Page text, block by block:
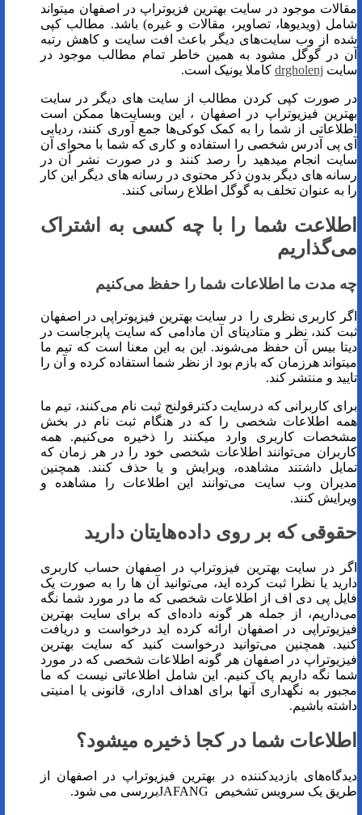
مقالات موجود در سایت بهترین فزیوتراپ در اصفهان میتواند
شامل (ویدیوها، تصاویر، مقالات و غیره) باشد. مطالب کپی
شده از وب سایت‌های دیگر باعث افت سایت و کاهش رتبه
آن در گوگل مشود به همین خاطر تمام مطالب موجود در
سایت drgholenj کاملا یونیک است.
در صورت کپی کردن مطالب از سایت های دیگر در سایت
بهترین فیزیوتراپ در اصفهان ، این وبسایت‌ها ممکن است
اطلاعاتی از شما را به کمک کوکی‌ها جمع آوری کنند، ردیابی
آی پی آدرس شخصی را استفاده و کاری که شما با محوای آن
سایت انجام میدهید را رصد کنند و در صورت نشر آن در
رسانه های دیگر بدون ذکر محتوی در رسانه های دیگر این کار
را به عنوان تخلف به گوگل اطلاع رسانی کنند.
اطلاعت شما را با چه کسی به اشتراک
می‌گذاریم
چه مدت ما اطلاعات شما را حفظ می‌کنیم
اگر کاربری نظری را در سایت بهترین فیزیوتراپی در اصفهان
ثبت کند، نظر و متادیتای آن مادامی که سایت پابرجاست در
دیتا بیس آن حفظ می‌شوند. این به این معنا است که تیم ما
میتواند هرزمان که بازم بود از نظر شما استفاده کرده و آن را
تایید و منتشر کند.
برای کاربرانی که درسایت دکترقولنج ثبت نام می‌کنند، تیم ما
همه اطلاعات شخصی را که در هنگام ثبت نام در بخش
مشخصات کاربری وارد میکنند را ذخیره می‌کنیم. همه
کاربران می‌توانند اطلاعات شخصی خود را در هر زمان که
تمایل داشتند مشاهده، ویرایش و یا حذف کنند. همچنین
مدیران وب سایت می‌توانند این اطلاعات را مشاهده و
ویرایش کنند.
حقوقی که بر روی داده‌هایتان دارید
اگر در سایت بهترین فیزوتراپ در اصفهان حساب کاربری
دارید یا نظرا ثبت کرده اید، می‌توانید آن ها را به صورت یک
فایل پی دی اف از اطلاعات شخصی که ما در مورد شما نگه
می‌داریم، از جمله هر گونه داده‌ای که برای سایت بهترین
فیزیوتراپی در اصفهان ارائه کرده اید درخواست و دریافت
کنید. همچنین می‌توانید درخواست کنید که سایت بهترین
فیزیوتراپ در اصفهان هر گونه اطلاعات شخصی که در مورد
شما نگه داریم پاک کنیم. این شامل اطلاعاتی نیست که ما
مجبور به نگهداری آنها برای اهداف اداری، قانونی یا امنیتی
داشته باشیم.
اطلاعات شما در کجا ذخیره میشود؟
دیدگاه‌های بازدیدکننده در بهترین فیزیوتراپ در اصفهان از
طریق یک سرویس تشخیص JAFANGبررسی می شود.